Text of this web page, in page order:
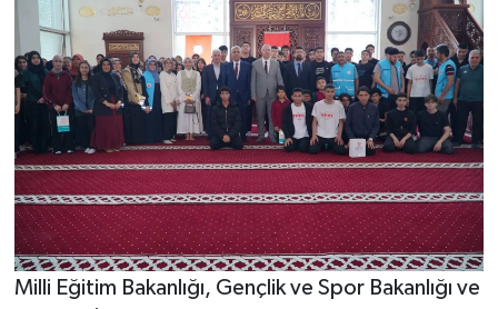
Milli Eğitim Bakanlığı, Gençlik ve Spor Bakanlığı ve